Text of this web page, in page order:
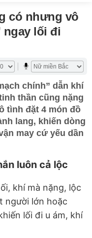
có nhưng vô
ngay lối đi
chính” dẫn khí
thần cũng nặng
tình đặt 4 món đồ
lang, khiến dòng
may cứ yếu dần
luôn cả lộc
khí mà nặng, lộc
người lớn hoặc
lối đi u ám, khí